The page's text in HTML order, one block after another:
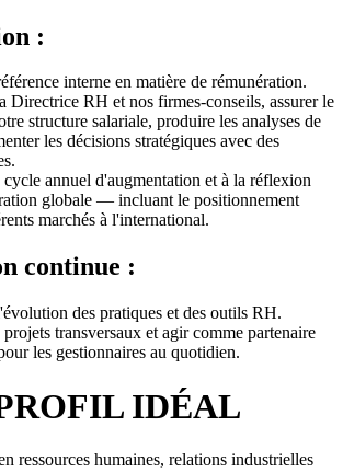
:
interne en matière de rémunération.
Directrice RH et nos firmes-conseils, assurer le
structure salariale, produire les analyses de
les décisions stratégiques avec des
annuel d'augmentation et à la réflexion
globale — incluant le positionnement
marchés à l'international.
continue :
des pratiques et des outils RH.
transversaux et agir comme partenaire
les gestionnaires au quotidien.
IDÉAL
ressources humaines, relations industrielles